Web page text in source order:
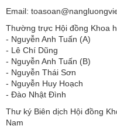
Email:
Thường trực Hội đồng Khoa
​​​​​​- Nguyễn Anh Tuấn (A)
- Lê Chí Dũng
- Nguyễn Anh Tuấn (B)
- Nguyễn Thái Sơn
- Nguyễn Huy Hoạch
- Đào Nhật Đình
Thư ký Biên dịch Hội đồng
Nam